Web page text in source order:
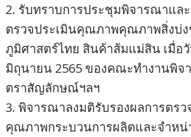
2. รับทราบการประชุมพิจารณาแล
ตรวจประเมินคุณภาพคุณภาพสิ่งบ่ง
ภูมิศาสตร์ไทย สินค้าส้มแม่สิน เมื่อ
มิถุนายน 2565 ของคณะทำงานพิจ
ตราสัญลักษณ์ฯลฯ
3. พิจารณาลงมติรับรองผลการตรว
คุณภาพกระบวนการผลิตและจำหน่